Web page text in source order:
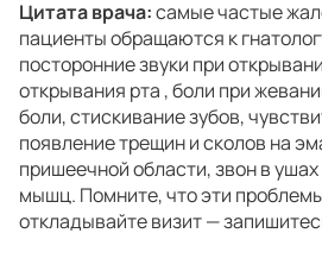
Цитата врача:cамые частые
пациенты обращаются к
посторонние звуки при
открывания рта , боли при
боли, стискивание зубов,
появление трещин и сколов на
пришеечной области, звон в
мышц. Помните, что эти
откладывайте визит —